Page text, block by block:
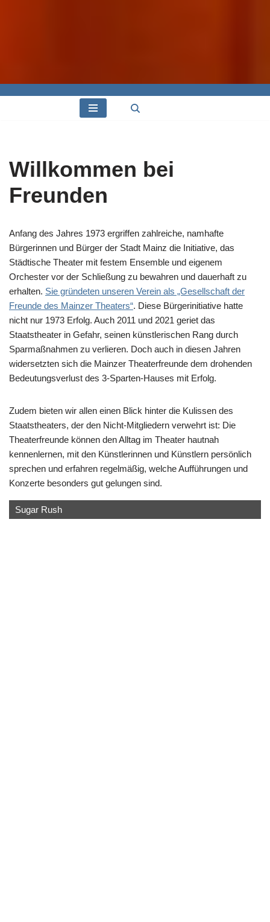
Willkommen bei
Freunden
Anfang des Jahres 1973 ergriffen zahlreiche, namhafte
Bürgerinnen und Bürger der Stadt Mainz die Initiative, das
Städtische Theater mit festem Ensemble und eigenem
Orchester vor der Schließung zu bewahren und dauerhaft zu
erhalten. Sie gründeten unseren Verein als „Gesellschaft der
Freunde des Mainzer Theaters“. Diese Bürgerinitiative hatte
nicht nur 1973 Erfolg. Auch 2011 und 2021 geriet das
Staatstheater in Gefahr, seinen künstlerischen Rang durch
Sparmaßnahmen zu verlieren. Doch auch in diesen Jahren
widersetzten sich die Mainzer Theaterfreunde dem drohenden
Bedeutungsverlust des 3-Sparten-Hauses mit Erfolg.
Zudem bieten wir allen einen Blick hinter die Kulissen des
Staatstheaters, der den Nicht-Mitgliedern verwehrt ist: Die
Theaterfreunde können den Alltag im Theater hautnah
kennenlernen, mit den Künstlerinnen und Künstlern persönlich
sprechen und erfahren regelmäßig, welche Aufführungen und
Konzerte besonders gut gelungen sind.
La Cenerentola
Bezahlt wird nicht
Der Diener zweier Herren
Philharmonisches Staatsorchester Mainz
Was ihr wollt
Sugar Rush
Dreigroschenoper
Soul chain
Der Tod eines Handlungsreisenden
Die tote Stadt
Der Chronoplan
Das siebte Kreuz
Trailer Park
Das schlaue Füchslein
Die Zauberflöte
Falstaff
Das achte Leben
Gravity
Breaking the Waves